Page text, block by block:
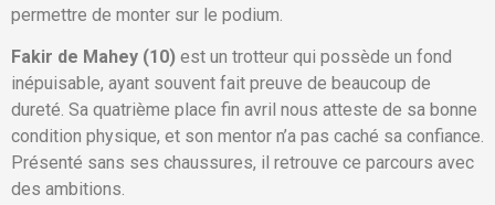
permettre de monter sur le podium.
Fakir de Mahey (10) est un trotteur qui possède un fond
inépuisable, ayant souvent fait preuve de beaucoup de
dureté. Sa quatrième place fin avril nous atteste de sa bonne
condition physique, et son mentor n’a pas caché sa confiance.
Présenté sans ses chaussures, il retrouve ce parcours avec
des ambitions.